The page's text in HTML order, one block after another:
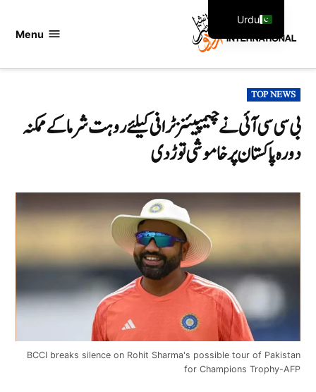
Menu
POSTED
IN
TOP NEWS
بی سی سی آئی نے چیمپیئنز ٹرافی کیلئے روہت شرما کے ممکنہ
دورہ پاکستان پرخاموشی توڑ دی
BCCI breaks silence on Rohit Sharma's possible tour of Pakistan
for Champions Trophy-AFP
Urdu
English